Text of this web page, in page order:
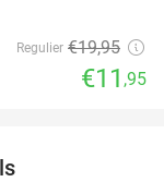
Regulier €19,95
€11 ,95